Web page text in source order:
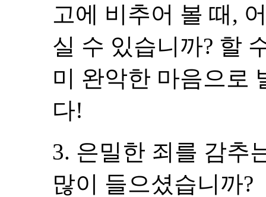
고에 비추어 볼 때,
실 수 있습니까? 할
미 완악한 마음으로
다!
3. 은밀한 죄를 감추
많이 들으셨습니까?